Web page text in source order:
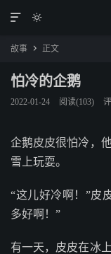


故事  正文
怕冷的企鹅
2022-01-24 阅读(103)
企鹅皮皮很怕冷，
雪上玩耍。
“这儿好冷啊！”皮
多好啊！”
有一天，皮皮在冰